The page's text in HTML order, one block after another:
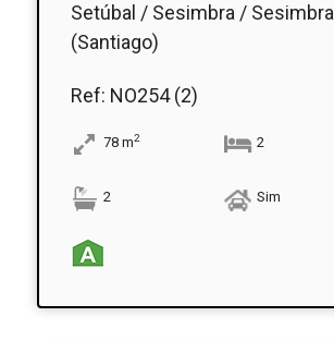
Setúbal / Sesimbra / Sesimbra
(Santiago)
Ref: NO254 (2)
78m2 2
2 Sim